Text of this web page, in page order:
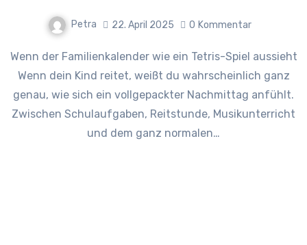
Petra 22. April 2025 0 Kommentar
Wenn der Familienkalender wie ein Tetris-Spiel aussieht
Wenn dein Kind reitet, weißt du wahrscheinlich ganz
genau, wie sich ein vollgepackter Nachmittag anfühlt.
Zwischen Schulaufgaben, Reitstunde, Musikunterricht
und dem ganz normalen…